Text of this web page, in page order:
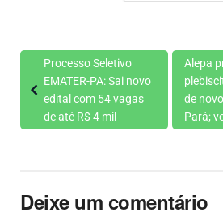
Processo Seletivo
EMATER-PA: Sai novo
edital com 54 vagas
de até R$ 4 mil
Alepa
de
Pará;
Deixe um comentário